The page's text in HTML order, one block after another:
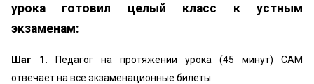
урока готовил целый класс к устным
экзаменам:
Шаг 1.
Педагог на протяжении урока (45 минут) САМ
отвечает на все экзаменационные билеты.